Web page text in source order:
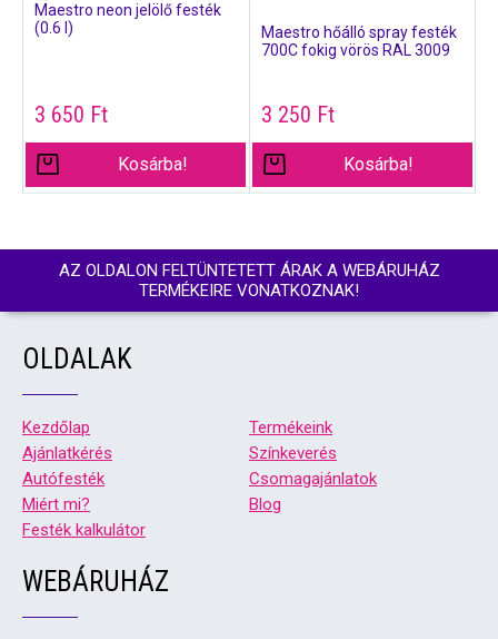
Maestro neon jelölő festék
(0.6 l)
3 650 Ft
Kosárba!
Maestro hőálló spray festék
700C fokig vörös RAL 3009
3 250 Ft
Kosárba!
AZ OLDALON FELTÜNTETETT ÁRAK A WEBÁRUHÁZ
TERMÉKEIRE VONATKOZNAK!
OLDALAK
Kezdőlap
Termékeink
Ajánlatkérés
Színkeverés
Autófesték
Csomagajánlatok
Miért mi?
Blog
Festék kalkulátor
WEBÁRUHÁZ